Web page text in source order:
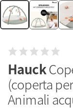
Hauck
(coperta
Animali